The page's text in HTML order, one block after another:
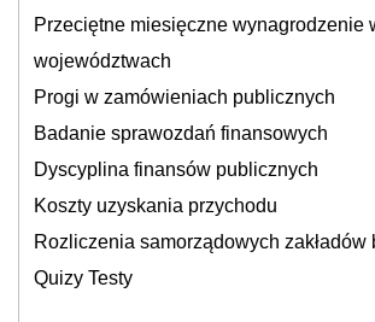
Przeciętne miesięczne wynagrodzenie
województwach
Progi w zamówieniach publicznych
Badanie sprawozdań finansowych
Dyscyplina finansów publicznych
Koszty uzyskania przychodu
Rozliczenia samorządowych zakładów
Quizy Testy